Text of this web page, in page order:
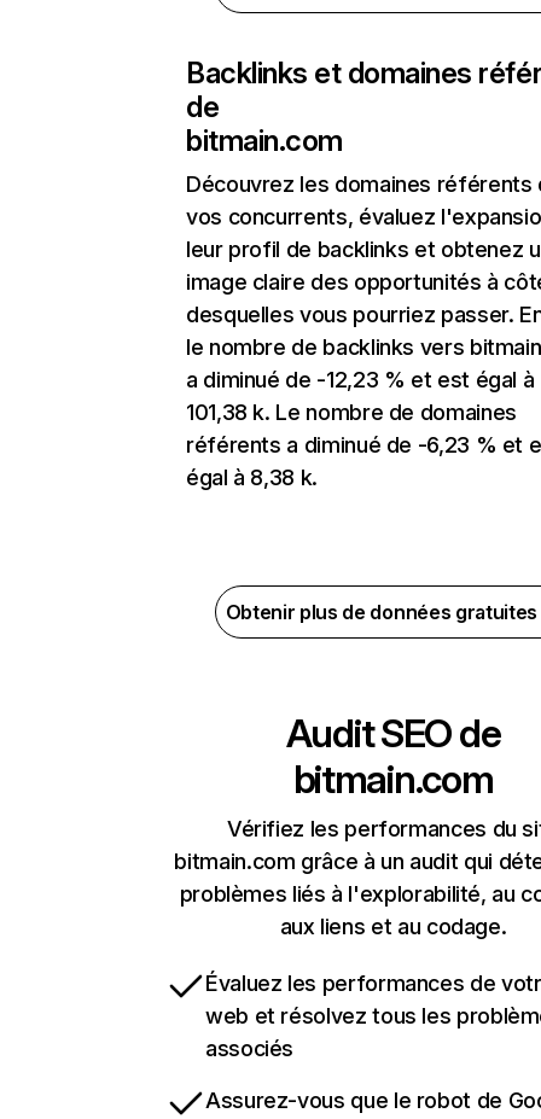
Backlinks et domaines
de
bitmain.com
Découvrez les domaines référents
vos concurrents, évaluez
leur profil de backlinks et obtenez
image claire des opportunités à
desquelles vous pourriez passer.
le nombre de backlinks vers
a diminué de -12,23 % et est égal à
101,38 k. Le nombre de domaines
référents a diminué de -6,23 % et
égal à 8,38 k.
Obtenir plus de données
Audit SEO de
bitmain.com
Vérifiez les performances du
bitmain.com grâce à un audit qui
problèmes liés à l'explorabilité, au
aux liens et au codage.
Évaluez les performances de
web et résolvez tous les
associés
Assurez-vous que le robot de